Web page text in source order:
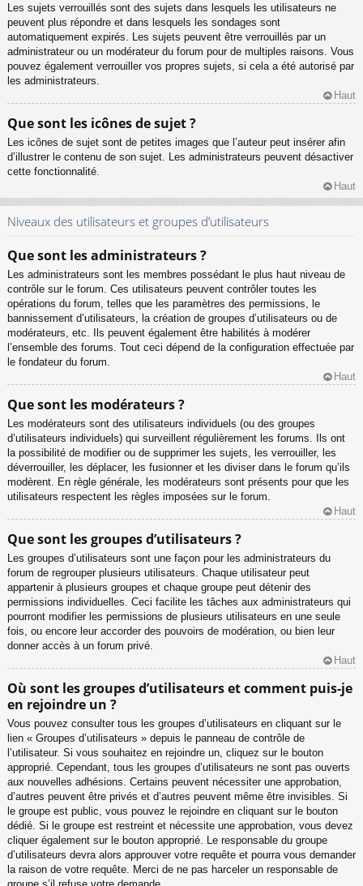
Les sujets verrouillés sont des sujets dans lesquels les utilisateurs ne
peuvent plus répondre et dans lesquels les sondages sont
automatiquement expirés. Les sujets peuvent être verrouillés par un
administrateur ou un modérateur du forum pour de multiples raisons. Vous
pouvez également verrouiller vos propres sujets, si cela a été autorisé par
les administrateurs.
Haut
Que sont les icônes de sujet ?
Les icônes de sujet sont de petites images que l’auteur peut insérer afin
d’illustrer le contenu de son sujet. Les administrateurs peuvent désactiver
cette fonctionnalité.
Haut
Niveaux des utilisateurs et groupes d’utilisateurs
Que sont les administrateurs ?
Les administrateurs sont les membres possédant le plus haut niveau de
contrôle sur le forum. Ces utilisateurs peuvent contrôler toutes les
opérations du forum, telles que les paramètres des permissions, le
bannissement d’utilisateurs, la création de groupes d’utilisateurs ou de
modérateurs, etc. Ils peuvent également être habilités à modérer
l’ensemble des forums. Tout ceci dépend de la configuration effectuée par
le fondateur du forum.
Haut
Que sont les modérateurs ?
Les modérateurs sont des utilisateurs individuels (ou des groupes
d’utilisateurs individuels) qui surveillent régulièrement les forums. Ils ont
la possibilité de modifier ou de supprimer les sujets, les verrouiller, les
déverrouiller, les déplacer, les fusionner et les diviser dans le forum qu’ils
modèrent. En règle générale, les modérateurs sont présents pour que les
utilisateurs respectent les règles imposées sur le forum.
Haut
Que sont les groupes d’utilisateurs ?
Les groupes d’utilisateurs sont une façon pour les administrateurs du
forum de regrouper plusieurs utilisateurs. Chaque utilisateur peut
appartenir à plusieurs groupes et chaque groupe peut détenir des
permissions individuelles. Ceci facilite les tâches aux administrateurs qui
pourront modifier les permissions de plusieurs utilisateurs en une seule
fois, ou encore leur accorder des pouvoirs de modération, ou bien leur
donner accès à un forum privé.
Haut
Où sont les groupes d’utilisateurs et comment puis-je
en rejoindre un ?
Vous pouvez consulter tous les groupes d’utilisateurs en cliquant sur le
lien « Groupes d’utilisateurs » depuis le panneau de contrôle de
l’utilisateur. Si vous souhaitez en rejoindre un, cliquez sur le bouton
approprié. Cependant, tous les groupes d’utilisateurs ne sont pas ouverts
aux nouvelles adhésions. Certains peuvent nécessiter une approbation,
d’autres peuvent être privés et d’autres peuvent même être invisibles. Si
le groupe est public, vous pouvez le rejoindre en cliquant sur le bouton
dédié. Si le groupe est restreint et nécessite une approbation, vous devez
cliquer également sur le bouton approprié. Le responsable du groupe
d’utilisateurs devra alors approuver votre requête et pourra vous demander
la raison de votre requête. Merci de ne pas harceler un responsable de